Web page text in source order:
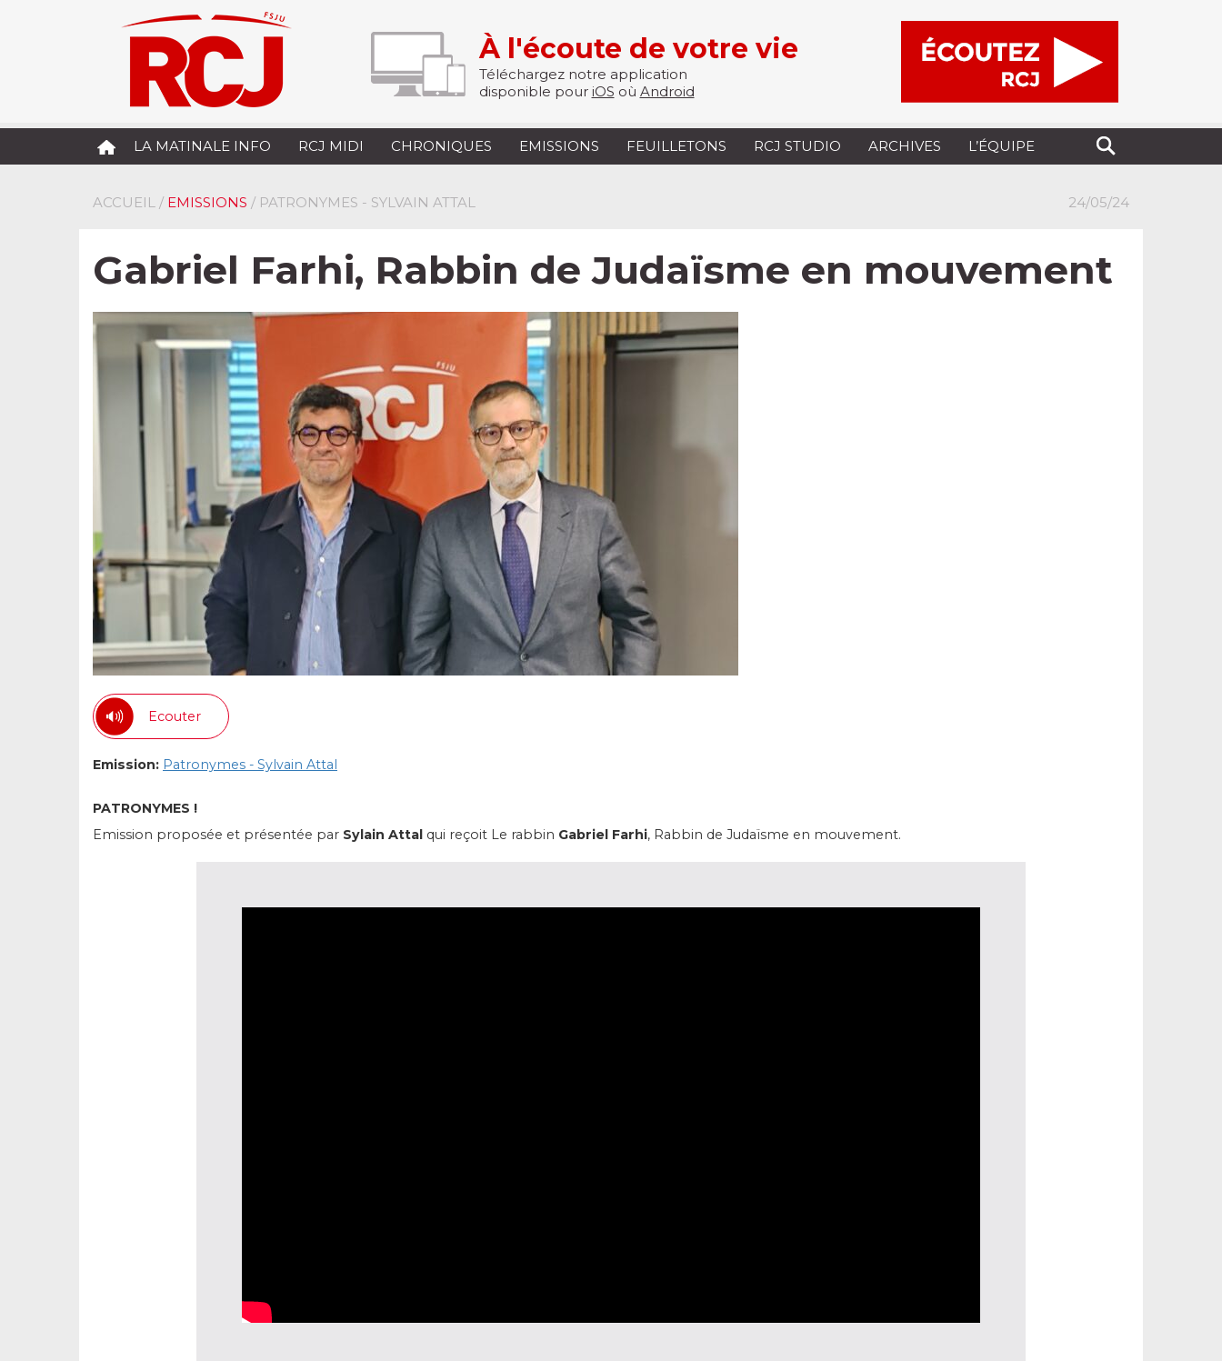
À l'écoute de votre vie
Téléchargez notre application
disponible pour iOS où Android
LA MATINALE INFO RCJ MIDI CHRONIQUES EMISSIONS FEUILLETONS RCJ STUDIO ARCHIVES L’ÉQUIPE
ACCUEIL / EMISSIONS / PATRONYMES - SYLVAIN ATTAL 24/05/24
Gabriel Farhi, Rabbin de Judaïsme en mouvement
Ecouter
Emission: Patronymes - Sylvain Attal
PATRONYMES !
Emission proposée et présentée par Sylain Attal qui reçoit Le rabbin Gabriel Farhi, Rabbin de Judaïsme en mouvement.